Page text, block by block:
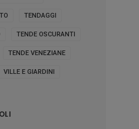
TENDAGGI
TENDE OSCURANTI
TENDE VENEZIANE
VILLE E GIARDINI